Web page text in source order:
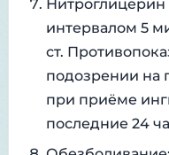
Нитроглицерин
интервалом 5
ст.
подозрении на
при приёме
последние 24